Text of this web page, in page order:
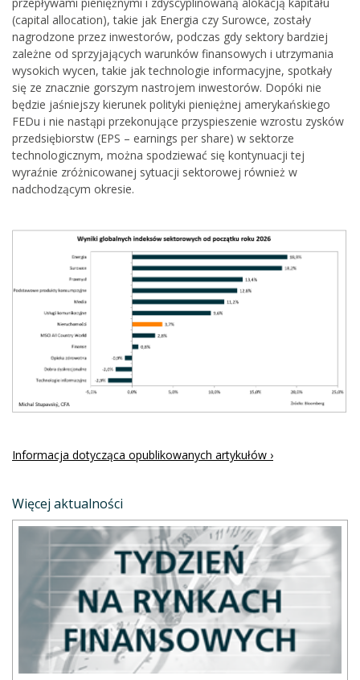
(capital allocation), takie jak Energia czy Surowce, zostały
nagrodzone przez inwestorów, podczas gdy sektory bardziej
zależne od sprzyjających warunków finansowych i utrzymania
wysokich wycen, takie jak technologie informacyjne, spotkały
się ze znacznie gorszym nastrojem inwestorów. Dopóki nie
będzie jaśniejszy kierunek polityki pieniężnej amerykańskiego
FEDu i nie nastąpi przekonujące przyspieszenie wzrostu zysków
przedsiębiorstw (EPS – earnings per share) w sektorze
technologicznym, można spodziewać się kontynuacji tej
wyraźnie zróżnicowanej sytuacji sektorowej również w
nadchodzącym okresie.
Informacja dotycząca opublikowanych artykułów ›
Więcej aktualności